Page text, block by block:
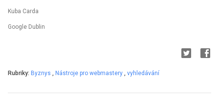
Kuba Carda
Google Dublin
Rubriky: Byznys , Nástroje pro webmastery , vyhledávání